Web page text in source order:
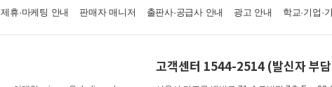
제휴·마케팅 안내 판매자 매니저 출판사·공급사 안내 광고 안내 학교·기업·
고객센터 1544-2514 (발신자 부